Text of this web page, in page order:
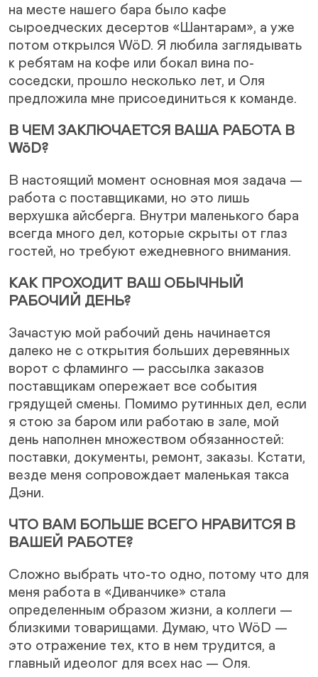
на месте нашего бара было кафе
сыроедческих десертов «Шантарам», а уже
потом открылся WöD. Я любила заглядывать
к ребятам на кофе или бокал вина по-
соседски, прошло несколько лет, и Оля
предложила мне присоединиться к команде.
В ЧЕМ ЗАКЛЮЧАЕТСЯ ВАША РАБОТА В
WöD?
В настоящий момент основная моя задача —
работа с поставщиками, но это лишь
верхушка айсберга. Внутри маленького бара
всегда много дел, которые скрыты от глаз
гостей, но требуют ежедневного внимания.
КАК ПРОХОДИТ ВАШ ОБЫЧНЫЙ
РАБОЧИЙ ДЕНЬ?
Зачастую мой рабочий день начинается
далеко не с открытия больших деревянных
ворот с фламинго — рассылка заказов
поставщикам опережает все события
грядущей смены. Помимо рутинных дел, если
я стою за баром или работаю в зале, мой
день наполнен множеством обязанностей:
поставки, документы, ремонт, заказы. Кстати,
везде меня сопровождает маленькая такса
Дэни.
ЧТО ВАМ БОЛЬШЕ ВСЕГО НРАВИТСЯ В
ВАШЕЙ РАБОТЕ?
Сложно выбрать что-то одно, потому что для
меня работа в «Диванчике» стала
определенным образом жизни, а коллеги —
близкими товарищами. Думаю, что WöD —
это отражение тех, кто в нем трудится, а
главный идеолог для всех нас — Оля.